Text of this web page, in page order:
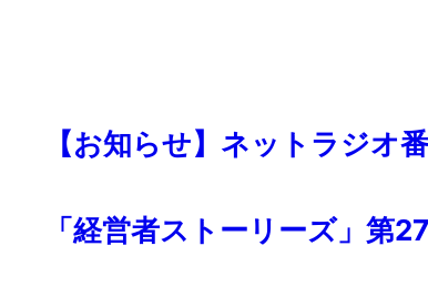
【お知らせ】ネットラジオ
「経営者ストーリーズ」第